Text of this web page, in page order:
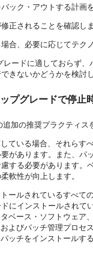
ック・アウトする計画
正されることを確認し
合、必要に応じてテ
ードに適しておらず
きないかどうかを検討
プグレードで停
加の推奨プラクティス
ている場合、それら
があります。また、
する必要があります
軟性が向上します。
ールされているすべ
にインストールされ
ベース・ソフトウェ
よびパッチ管理プロ
ッチをインストール